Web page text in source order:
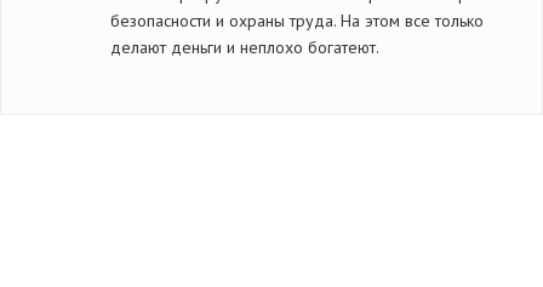
безопасности и охраны труда. На этом все только
делают деньги и неплохо богатеют.